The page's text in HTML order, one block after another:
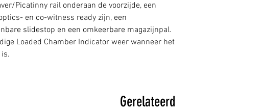
Picatinny rail onderaan de voorzijde, een
en co-witness ready zijn, een
slidestop en een omkeerbare magazijnpal.
Loaded Chamber Indicator weer wanneer het
Gerelateerd